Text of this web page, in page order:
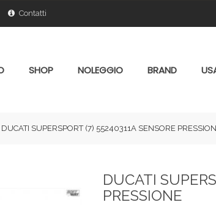
Contatti
SHOP NOLEGGIO BRAND
DUCATI SUPERSPORT (7) 55240311A SENSORE
DUCATI
PRESSIONE